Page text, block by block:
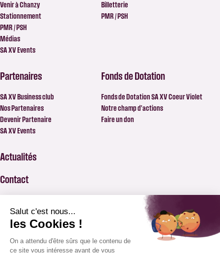
Venir à Chanzy
Stationnement
PMR / PSH
Médias
SA XV Events
Billetterie
PMR / PSH
Partenaires
SA XV Business club
Nos Partenaires
Devenir Partenaire
SA XV Events
Fonds de Dotation
Fonds de Dotation SA XV Coeur Violet
Notre champ d’actions
Faire un don
Actualités
Contact
BILLETTERIE
APPLICATION SAXV